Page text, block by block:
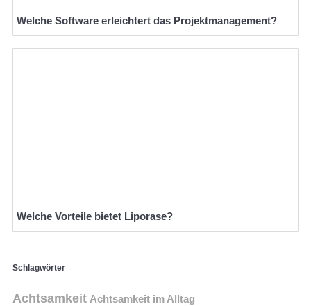
Welche Software erleichtert das Projektmanagement?
Welche Vorteile bietet Liporase?
Schlagwörter
Achtsamkeit Achtsamkeit im Alltag